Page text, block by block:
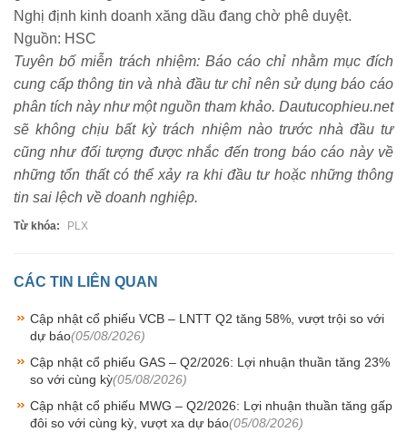
Nghị định kinh doanh xăng dầu đang chờ phê duyệt.
Nguồn: HSC
Tuyên bố miễn trách nhiệm: Báo cáo chỉ nhằm mục đích
cung cấp thông tin và nhà đầu tư chỉ nên sử dụng báo cáo
phân tích này như một nguồn tham khảo. Dautucophieu.net
sẽ không chịu bất kỳ trách nhiệm nào trước nhà đầu tư
cũng như đối tượng được nhắc đến trong báo cáo này về
những tổn thất có thể xảy ra khi đầu tư hoặc những thông
tin sai lệch về doanh nghiệp.
Từ khóa: PLX
CÁC TIN LIÊN QUAN
Cập nhật cổ phiếu VCB – LNTT Q2 tăng 58%, vượt trội so với
dự báo(05/08/2026)
Cập nhật cổ phiếu GAS – Q2/2026: Lợi nhuận thuần tăng 23%
so với cùng kỳ(05/08/2026)
Cập nhật cổ phiếu MWG – Q2/2026: Lợi nhuận thuần tăng gấp
đôi so với cùng kỳ, vượt xa dự báo(05/08/2026)